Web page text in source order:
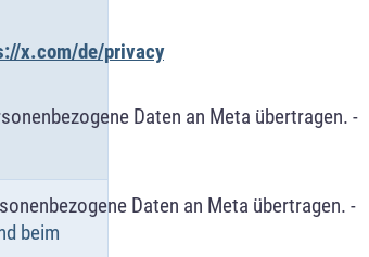
x.com/de/privacy
Daten an Meta übertragen. -
Daten an Meta übertragen. -
beim